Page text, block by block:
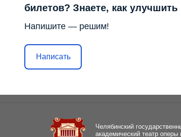
билетов? Знаете, как
Напишите — решим!
Написать
Челябинский
академический театр оперы